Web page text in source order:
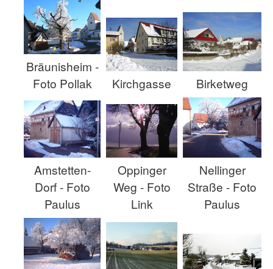
Bräunisheim -
Foto Pollak
Kirchgasse Birketweg
Amstetten-
Dorf - Foto
Paulus
Oppinger
Weg - Foto
Link
Nellinger
Straße - Foto
Paulus